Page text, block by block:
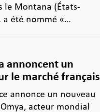
le Montana (États-
a été nommé «…
annoncent un
le marché français
annonce un nouveau
acteur mondial